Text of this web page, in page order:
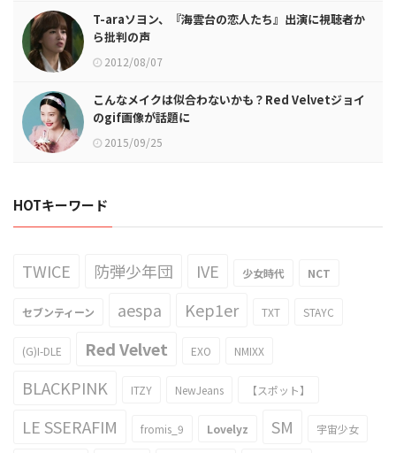
T-araソヨン、『海雲台の恋人たち』出演に視聴者か
ら批判の声
2012/08/07
こんなメイクは似合わないかも？Red Velvetジョイ
のgif画像が話題に
2015/09/25
HOTキーワード
TWICE 防弾少年団 IVE 少女時代 NCT
セブンティーン aespa Kep1er TXT STAYC
(G)I-DLE Red Velvet EXO NMIXX
BLACKPINK ITZY NewJeans 【スポット】
LE SSERAFIM fromis_9 Lovelyz SM 宇宙少女